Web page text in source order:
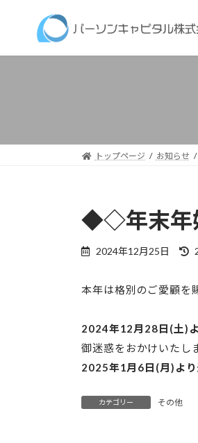
ン
ッ
ー
移
トップページ お知らせ
◆◇年末年
2024年12月25日
:
本年は格別のご愛顧を
2024年12月28日(土)
御迷惑をおかけいたし
2025年1月6日(月)よ
カテゴリー その他